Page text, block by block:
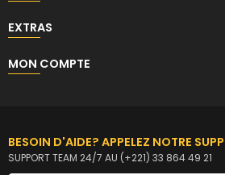
EXTRAS
MON COMPTE
BESOIN D'AIDE? APPELEZ NOTRE
SUPPORT TEAM 24/7 AU (+221) 33 864 49 21